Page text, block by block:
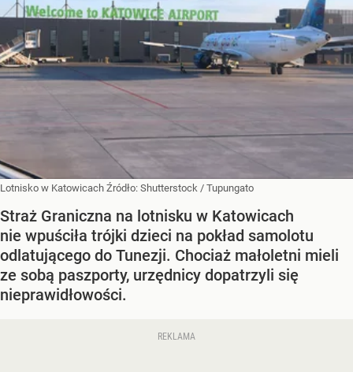
Lotnisko w Katowicach Źródło: Shutterstock / Tupungato
Straż Graniczna na lotnisku w Katowicach
nie wpuściła trójki dzieci na pokład samolotu
odlatującego do Tunezji. Chociaż małoletni mieli
ze sobą paszporty, urzędnicy dopatrzyli się
nieprawidłowości.